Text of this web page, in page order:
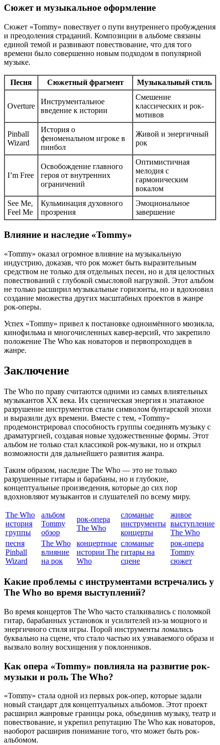
Сюжет и музыкальное оформление
Сюжет «Tommy» повествует о пути внутреннего пробуждения
и преодоления страданий. Композиции в альбоме связаны
единой темой и развивают повествование, что для того
времени было совершенно новым подходом в популярной
музыке.
Песня Сюжетный фрагмент Музыкальный стиль
Overture
Инструментальное
введение к истории
Смешение
классических и рок-
мотивов
Pinball
Wizard
История о
феноменальном игроке в
пинбол
Живой и энергичный
рок
I’m Free
Освобождение главного
героя от внутренних
ограничений
Оптимистичная
мелодия с
гармоническим
вокалом
See Me,
Feel Me
Кульминация духовного
прозрения
Эмоциональное
завершение
Влияние и наследие «Tommy»
«Tommy» оказал огромное влияние на музыкальную
индустрию, доказав, что рок может быть выразительным
средством не только для отдельных песен, но и для целостных
повествований с глубокой смысловой нагрузкой. Этот альбом
не только расширил музыкальные горизонты, но и вдохновил
создание множества других масштабных проектов в жанре
рок-оперы.
Успех «Tommy» привел к постановке одноимённого мюзикла,
кинофильма и многочисленных кавер-версий, что закрепило
положение The Who как новаторов и первопроходцев в
жанре.
Заключение
The Who по праву считаются одними из самых влиятельных
музыкантов XX века. Их сценическая энергия и эпатажное
разрушение инструментов стали символом бунтарской эпохи
и выразили дух времени. Вместе с тем, «Tommy»
продемонстрировал способность группы соединять музыку с
драматургией, создавая новые художественные формы. Этот
альбом не только стал классикой рок-музыки, но и открыл
возможности для дальнейшего развития жанра.
Таким образом, наследие The Who — это не только
разрушенные гитары и барабаны, но и глубокие,
концептуальные произведения, которые до сих пор
вдохновляют музыкантов и слушателей по всему миру.
The Who
история
группы
альбом
Tommy
обзор
рок-опера
The Who
сломаные
инструменты
концерты
живое
выступление
The Who
песня
Pinball
Wizard
The Who
влияние
на рок
концертные
истории The
Who
сломаные
гитары на
сцене
рок-опера
Tommy
сюжет
Какие проблемы с инструментами встречались у
The Who во время выступлений?
Во время концертов The Who часто сталкивались с поломкой
гитар, барабанных установок и усилителей из-за мощного и
энергичного стиля игры. Порой инструменты ломались
буквально на сцене, что стало частью их узнаваемого образа и
вызвало волну восхищения у поклонников.
Как опера «Tommy» повлияла на развитие рок-
музыки и роль The Who?
«Tommy» стала одной из первых рок-опер, которые задали
новый стандарт для концептуальных альбомов. Этот проект
расширил жанровые границы рока, объединив музыку, театр и
повествование, и укрепил репутацию The Who как новаторов,
наоборот расширив понимание того, что может быть рок-
альбомом.